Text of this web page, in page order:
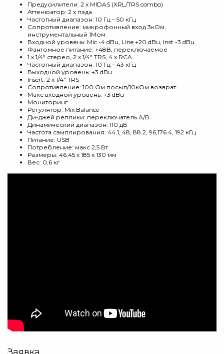
Предусилители: 2 х MIDAS (XRL/TRS combo)
Аттенюатор: 2 х пэда
Частотный диапазон: 10 Гц – 50 кГц
Сопротивление: микрофонный вход 3кОм,
инструментальный 1Мом
Входной уровень: Mic -4 dBu, Line +20 dBu, Inst -3 dBu
Фантомное питание: +48В, переключаемое
1 х 1/4" стерео, 2 х 1/4" TRS, 4 х RCA
Частотный диапазон: 10 Гц – 43 кГц
Выходной уровень: +3 dBu
Insert: 2 х 1/4" TRS
Сопротивление: 100 Ом посыл/10кОм возврат
Макс входной уровень: +3 dBu
Мониторинг
Регулятор: Mix Balance
Ди-джей реплики: переключатель А/В
Динамический диапазон: 110 дБ
Частота сэмплирования: 44.1, 48, 88.2, 96,176.4, 192 кГц
Питание: USB
Потребление: макс 2,5 Вт
Размеры: 46,45 х 185 х 130 мм
Вес: 0,6 кг